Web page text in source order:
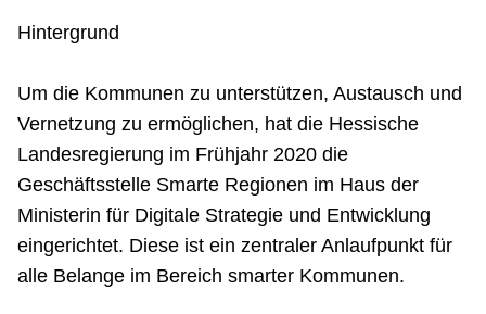
Hintergrund
Um die Kommunen zu unterstützen, Austausch und
Vernetzung zu ermöglichen, hat die Hessische
Landesregierung im Frühjahr 2020 die
Geschäftsstelle Smarte Regionen im Haus der
Ministerin für Digitale Strategie und Entwicklung
eingerichtet. Diese ist ein zentraler Anlaufpunkt für
alle Belange im Bereich smarter Kommunen.